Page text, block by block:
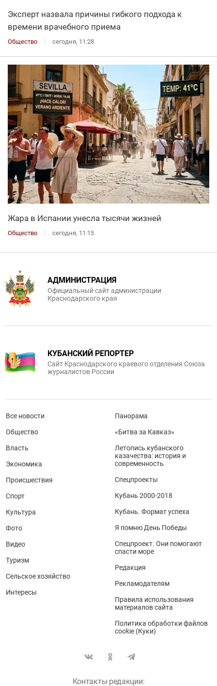
Эксперт назвала причины гибкого подхода к
времени врачебного приема
Общество сегодня, 11:28
Жара в Испании унесла тысячи жизней
Общество сегодня, 11:15
АДМИНИСТРАЦИЯ
Официальный сайт администрации
Краснодарского края
КУБАНСКИЙ РЕПОРТЕР
Сайт Краснодарского краевого отделения Союза
журналистов России
Все новости
Общество
Власть
Экономика
Происшествия
Спорт
Культура
Фото
Видео
Туризм
Сельское хозяйство
Интересы
Панорама
«Битва за Кавказ»
Летопись кубанского
казачества: история и
современность
Спецпроекты
Кубань 2000-2018
Кубань. Формат успеха
Я помню День Победы
Спецпроект. Они помогают
спасти море
Редакция
Рекламодателям
Правила использования
материалов сайта
Политика обработки файлов
cookie (Куки)
Контакты редакции: